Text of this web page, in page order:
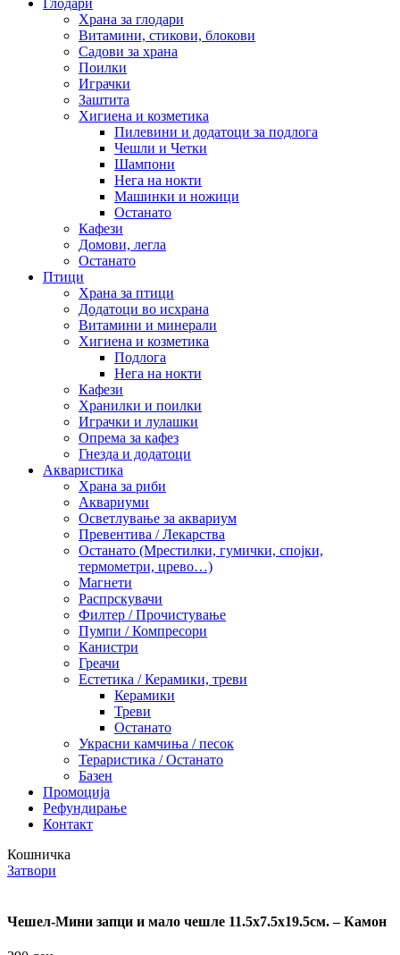
Храна за глодари
Витамини, стикови, блокови
Садови за храна
Поилки
Играчки
Заштита
Хигиена и козметика
Пилевини и додатоци за подлога
Чешли и Четки
Шампони
Нега на нокти
Машинки и ножици
Останато
Кафези
Домови, легла
Останато
Птици
Храна за птици
Додатоци во исхрана
Витамини и минерали
Хигиена и козметика
Подлога
Нега на нокти
Кафези
Хранилки и поилки
Играчки и лулашки
Опрема за кафез
Гнезда и додатоци
Акваристика
Храна за риби
Аквариуми
Осветлување за аквариум
Превентива / Лекарства
Останато (Мрестилки, гумички, спојки,
термометри, црево…)
Магнети
Распрскувачи
Филтер / Прочистување
Пумпи / Компресори
Канистри
Греачи
Естетика / Керамики, треви
Керамики
Треви
Останато
Украсни камчиња / песок
Тераристика / Останато
Базен
Промоција
Рефундирање
Контакт
Кошничка
Затвори
Чешел-Мини запци и мало чешле 11.5х7.5х19.5см. – Камон